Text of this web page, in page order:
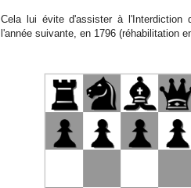
Cela lui évite d'assister à l'Interdiction
l'année suivante, en 1796 (réhabilitation